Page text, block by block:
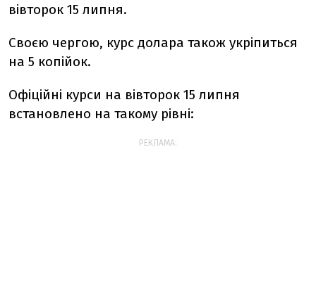
вівторок 15 липня.
Своєю чергою, курс долара також укріпиться
на 5 копійок.
Офіційні курси на вівторок 15 липня
встановлено на такому рівні:
РЕКЛАМА: